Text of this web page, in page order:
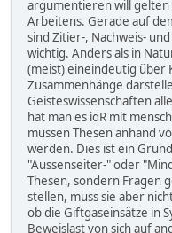
argumentieren will
Arbeitens. Gerade auf
sind Zitier-, Nachweis-
wichtig. Anders als in
(meist) eineindeutig über
Zusammenhänge
Geisteswissenschaften
hat man es idR mit
müssen Thesen anhand
werden. Dies ist ein
"Aussenseiter-" oder
Thesen, sondern Fragen
stellen, muss sie aber
ob die Giftgaseinsätze in
Beweislast von sich auf